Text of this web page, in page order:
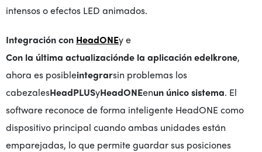
intensos o efectos LED animados.
Integración con HeadONEy e
Con la última actualizaciónde la aplicación edelkrone,
ahora es posibleintegrarsin problemas los
cabezalesHeadPLUSyHeadONEenun único sistema. El
software reconoce de forma inteligente HeadONE como
dispositivo principal cuando ambas unidades están
emparejadas, lo que permite guardar sus posiciones